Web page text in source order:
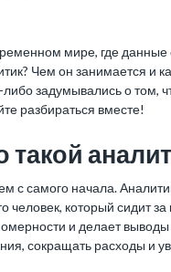
мире, где данные
Чем он занимается и
либо задумывались о том,
разбираться вместе!
такой
с самого начала.
человек, который сидит
и делает
сокращать расходы и